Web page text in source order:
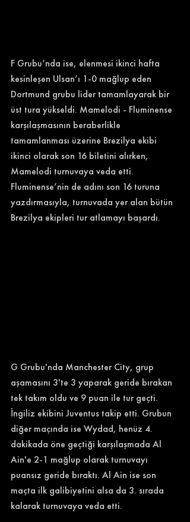
F Grubu’nda ise, elenmesi ikinci hafta
kesinleşen Ulsan’ı 1-0 mağlup eden
Dortmund grubu lider tamamlayarak bir
üst tura yükseldi. Mamelodi - Fluminense
karşılaşmasının beraberlikle
tamamlanması üzerine Brezilya ekibi
ikinci olarak son 16 biletini alırken,
Mamelodi turnuvaya veda etti.
Fluminense’nin de adını son 16 turuna
yazdırmasıyla, turnuvada yer alan bütün
Brezilya ekipleri tur atlamayı başardı.
G Grubu'nda Manchester City, grup
aşamasını 3'te 3 yaparak geride bırakan
tek takım oldu ve 9 puan ile tur geçti.
İngiliz ekibini Juventus takip etti. Grubun
diğer maçında ise Wydad, henüz 4.
dakikada öne geçtiği karşılaşmada Al
Ain'e 2-1 mağlup olarak turnuvayı
puansız geride bıraktı. Al Ain ise son
maçta ilk galibiyetini alsa da 3. sırada
kalarak turnuvaya veda etti.